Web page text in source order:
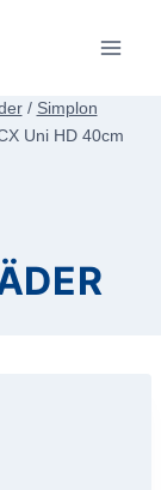
/ Simplon
Uni HD 40cm